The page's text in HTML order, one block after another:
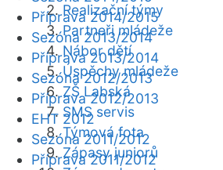
Realizační týmy
Partneři mládeže
Nábor dětí
Úspěchy mládeže
ZŠ Labská
SMS servis
Týmová fota
Zápasy juniorů
Příprava 2014/2015
Sezóna 2013/2014
Příprava 2013/2014
Sezóna 2012/2013
Příprava 2012/2013
EHT 2012
Sezóna 2011/2012
Příprava 2011/2012